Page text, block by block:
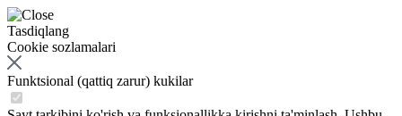
Tasdiqlang
Cookie sozlamalari
Funktsional (qattiq zarur) kukilar